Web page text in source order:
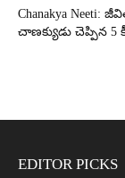
Chanakya Neeti:
చాణక్యుడు చెప్పిన
EDITOR PICKS